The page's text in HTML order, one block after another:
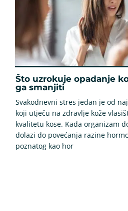
Što uzrokuje opadanje
ga smanjiti
Svakodnevni stres jedan je od
koji utječu na zdravlje kože
kvalitetu kose. Kada organizam
dolazi do povećanja razine
poznatog kao hor